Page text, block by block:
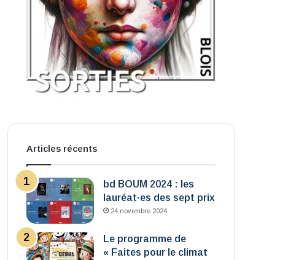
Articles récents
bd BOUM 2024 : les
lauréat·es des sept prix
24 novembre 2024
Le programme de
« Faites pour le climat